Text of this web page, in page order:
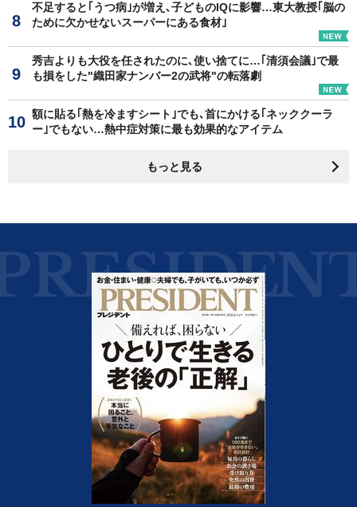
不足すると｢うつ病｣が増え､子どものIQに影響…東大教授｢脳の
ために欠かせないスーパーにある食材｣
秀吉よりも大役を任されたのに､使い捨てに…｢清須会議｣で最
も損をした"織田家ナンバー2の武将"の転落劇
額に貼る｢熱を冷ますシート｣でも､首にかける｢ネッククーラ
ー｣でもない…熱中症対策に最も効果的なアイテム
もっと見る